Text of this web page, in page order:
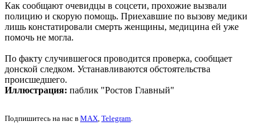
Как сообщают очевидцы в соцсети, прохожие вызвали
полицию и скорую помощь. Приехавшие по вызову медики
лишь констатировали смерть женщины, медицина ей уже
помочь не могла.
По факту случившегося проводится проверка, сообщает
донской следком. Устанавливаются обстоятельства
происшедшего.
Иллюстрация: паблик "Ростов Главный"
Подпишитесь на нас в MAX, Telegram.